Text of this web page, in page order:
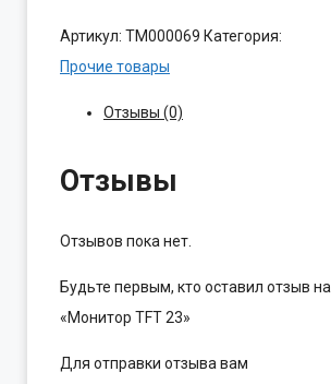
Артикул: ТМ000069 Категория:
Прочие товары
Отзывы (0)
Отзывы
Отзывов пока нет.
Будьте первым, кто оставил отзыв на
«Монитор TFT 23»
Для отправки отзыва вам